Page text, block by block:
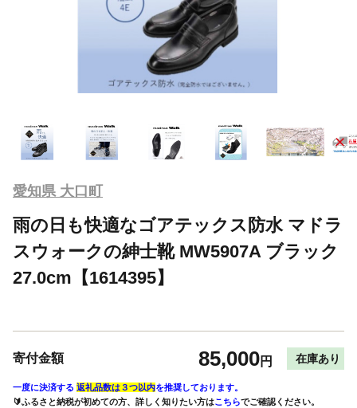
愛知県 大口町
雨の日も快適なゴアテックス防水 マドラ
スウォークの紳士靴 MW5907A ブラック
27.0cm【1614395】
寄付金額 85,000円 在庫あり
一度に決済する 返礼品数は３つ以内を推奨しております。
🔰ふるさと納税が初めての方、詳しく知りたい方はこちらでご確認ください。